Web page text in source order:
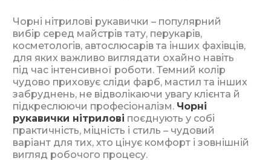
Чорні нітрилові рукавички – популярний
вибір серед майстрів тату, перукарів,
косметологів, автослюсарів та інших фахівців,
для яких важливо виглядати охайно навіть
під час інтенсивної роботи. Темний колір
чудово приховує сліди фарб, мастил та інших
забруднень, не відволікаючи увагу клієнта й
підкреслюючи професіоналізм. Чорні
рукавички нітрилові поєднують у собі
практичність, міцність і стиль – чудовий
варіант для тих, хто цінує комфорт і зовнішній
вигляд робочого процесу.